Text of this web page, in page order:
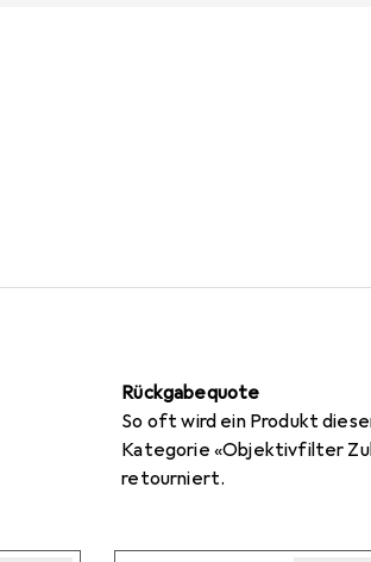
Rückgabequote
So oft wird ein Produkt
Kategorie «Objektivfilter
retourniert.